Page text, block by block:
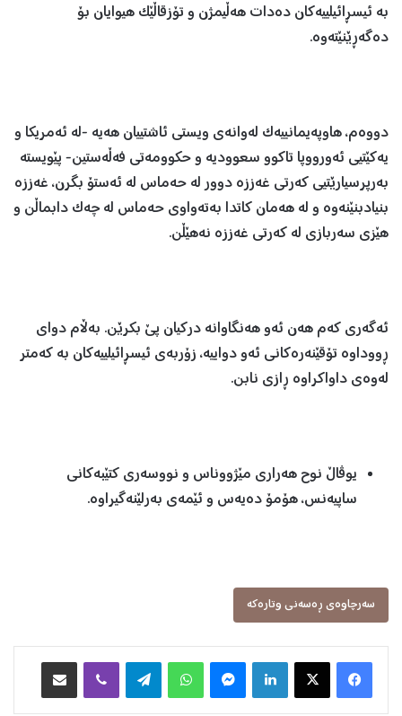
بە ئیسڕائیلییەکان دەدات هەڵیمژن و تۆزقاڵێک هیوایان بۆ
دەگەڕێنێتەوە.
دووەم، هاوپەیمانییەک لەوانەی ویستی ئاشتییان هەیە -لە ئەمریکا و
یەکێتیی ئەورووپا تاکوو سعوودیە و حکوومەتی فەڵەستین- پێویستە
بەرپرسیارێتیی کەرتی غەززە دوور لە حەماس لە ئەستۆ بگرن، غەززە
بنیادبنێنەوە و لە هەمان کاتدا بەتەواوی حەماس لە چەک دابماڵن و
هێزی سەربازی لە کەرتی غەززە نەهێڵن.
ئەگەری کەم هەن ئەو هەنگاوانە درکیان پێ بکرێن. بەڵام دوای
ڕووداوە تۆقێنەرەکانی ئەو دواییە، زۆربەی ئیسڕائیلییەکان بە کەمتر
لەوەی داواکراوە ڕازی نابن.
یوڤاڵ نوح هەراری مێژووناس و نووسەری کتێبەکانی
ساپیەنس، هۆمۆ دەیەس و ئێمەی بەرلێنەگیراوە.
سەرچاوەی ڕەسەنی وتارەکە
X
Telegram